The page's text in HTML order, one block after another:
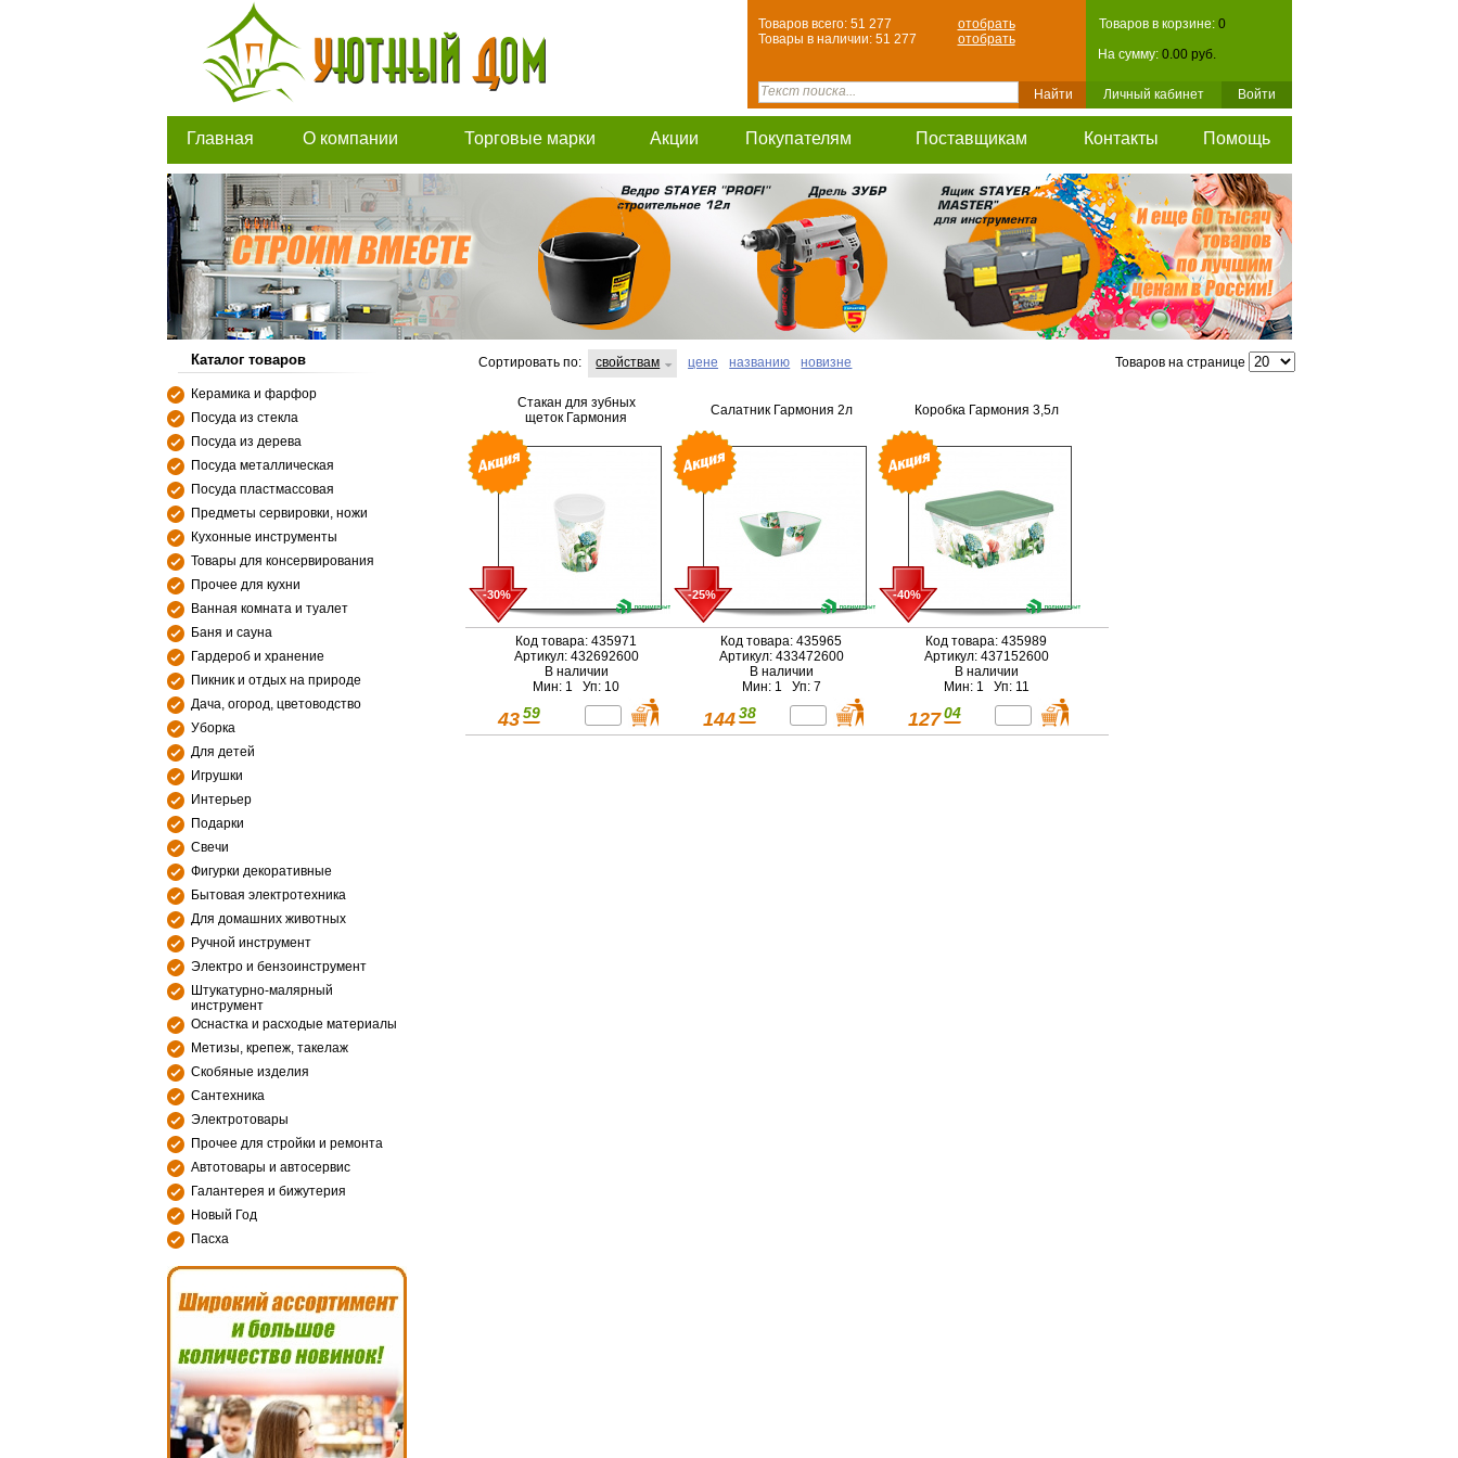
Товаров в корзине: 0
На сумму: 0.00 руб.
Личный кабинет Войти
Товаров всего: 51 277
отобрать
Товары в наличии: 51 277
отобрать
Главная О компании Торговые марки Акции Покупателям Поставщикам Контакты Помощь
Каталог товаров
Керамика и фарфор
Посуда из стекла
Посуда из дерева
Посуда металлическая
Посуда пластмассовая
Предметы сервировки, ножи
Кухонные инструменты
Товары для консервирования
Прочее для кухни
Ванная комната и туалет
Баня и сауна
Гардероб и хранение
Пикник и отдых на природе
Дача, огород, цветоводство
Уборка
Для детей
Игрушки
Интерьер
Подарки
Свечи
Фигурки декоративные
Бытовая электротехника
Для домашних животных
Ручной инструмент
Электро и бензоинструмент
Штукатурно-малярный
инструмент
Оснастка и расходые материалы
Метизы, крепеж, такелаж
Скобяные изделия
Сантехника
Электротовары
Прочее для стройки и ремонта
Автотовары и автосервис
Галантерея и бижутерия
Новый Год
Пасха
Сортировать по: свойствам цене названию новизне Товаров на странице
Стакан для зубных
щеток Гармония
-30%
Код товара: 435971
Артикул: 432692600
В наличии
Мин: 1 Уп: 10
43 59
Салатник Гармония 2л
-25%
Код товара: 435965
Артикул: 433472600
В наличии
Мин: 1 Уп: 7
144 38
Коробка Гармония 3,5л
-40%
Код товара: 435989
Артикул: 437152600
В наличии
Мин: 1 Уп: 11
127 04